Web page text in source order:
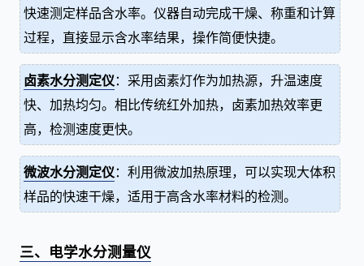
快速测定样品含水率。仪器自动完成干燥、称重和计算
过程，直接显示含水率结果，操作简便快捷。
卤素水分测定仪：采用卤素灯作为加热源，升温速度
快、加热均匀。相比传统红外加热，卤素加热效率更
高，检测速度更快。
微波水分测定仪：利用微波加热原理，可以实现大体积
样品的快速干燥，适用于高含水率材料的检测。
三、电学水分测量仪